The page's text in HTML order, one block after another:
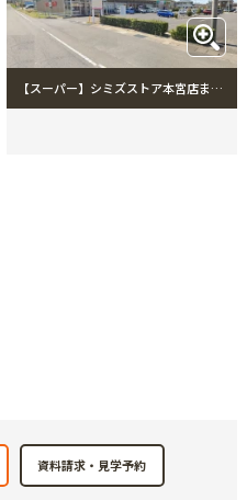
【スーパー】シミズストア本宮店まで2638m